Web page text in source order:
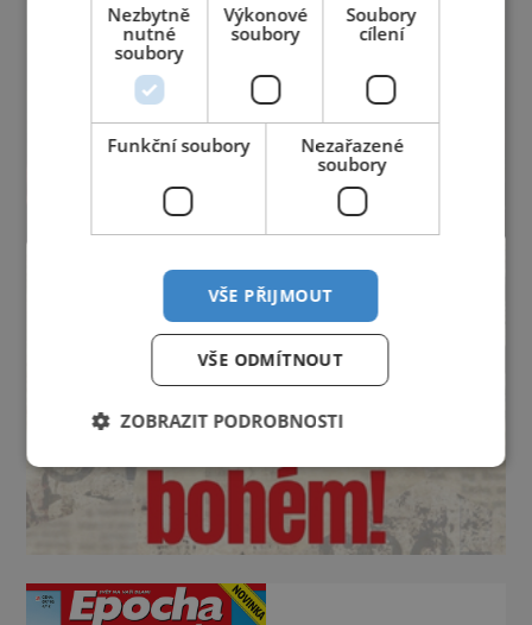
Nezbytně
nutné
soubory
Výkonové
soubory
Soubory
cílení
Funkční soubory
Nezařazené
soubory
VŠE PŘIJMOUT
VŠE ODMÍTNOUT
ZOBRAZIT PODROBNOSTI